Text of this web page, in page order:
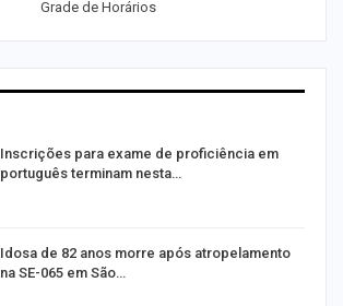
Grade de Horários
Inscrições para exame de proficiência em
português terminam nesta…
Idosa de 82 anos morre após atropelamento
na SE-065 em São…